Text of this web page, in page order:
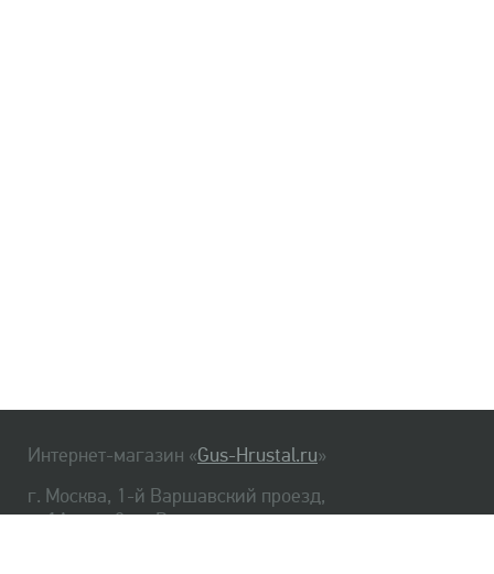
Интернет-магазин «Gus-Hrustal.ru»
г. Москва, 1-й Варшавский проезд,
д. 1А, стр. 3, м. Варшавская